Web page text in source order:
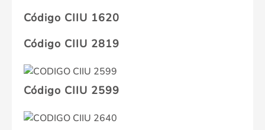
Código CIIU 1620
Código CIIU 2819
Código CIIU 2599